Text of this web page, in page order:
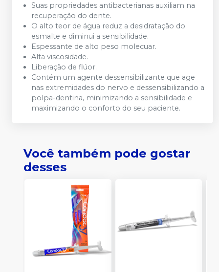
Suas propriedades antibacterianas auxiliam na
recuperação do dente.
O alto teor de água reduz a desidratação do
esmalte e diminui a sensibilidade.
Espessante de alto peso molecuar.
Alta viscosidade.
Liberação de flúor.
Contém um agente dessensibilizante que age
nas extremidades do nervo e dessensibilizando a
polpa-dentina, minimizando a sensibilidade e
maximizando o conforto do seu paciente.
Você também pode gostar
desses